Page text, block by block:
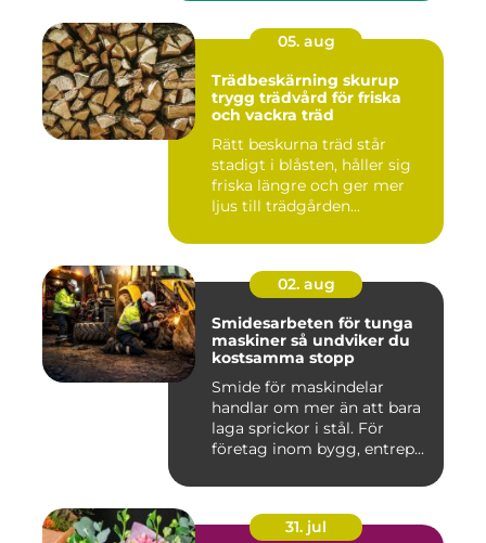
05. aug
Trädbeskärning skurup
trygg trädvård för friska
och vackra träd
Rätt beskurna träd står
stadigt i blåsten, håller sig
friska längre och ger mer
ljus till trädgården...
02. aug
Smidesarbeten för tunga
maskiner så undviker du
kostsamma stopp
Smide för maskindelar
handlar om mer än att bara
laga sprickor i stål. För
företag inom bygg, entrep...
31. jul